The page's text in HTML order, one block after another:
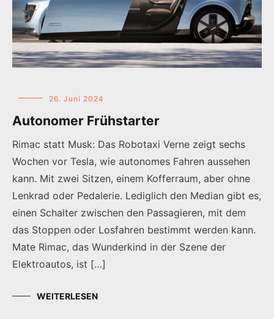
26. Juni 2024
Autonomer Frühstarter
Rimac statt Musk: Das Robotaxi Verne zeigt sechs
Wochen vor Tesla, wie autonomes Fahren aussehen
kann. Mit zwei Sitzen, einem Kofferraum, aber ohne
Lenkrad oder Pedalerie. Lediglich den Median gibt es,
einen Schalter zwischen den Passagieren, mit dem
das Stoppen oder Losfahren bestimmt werden kann.
Mate Rimac, das Wunderkind in der Szene der
Elektroautos, ist […]
WEITERLESEN